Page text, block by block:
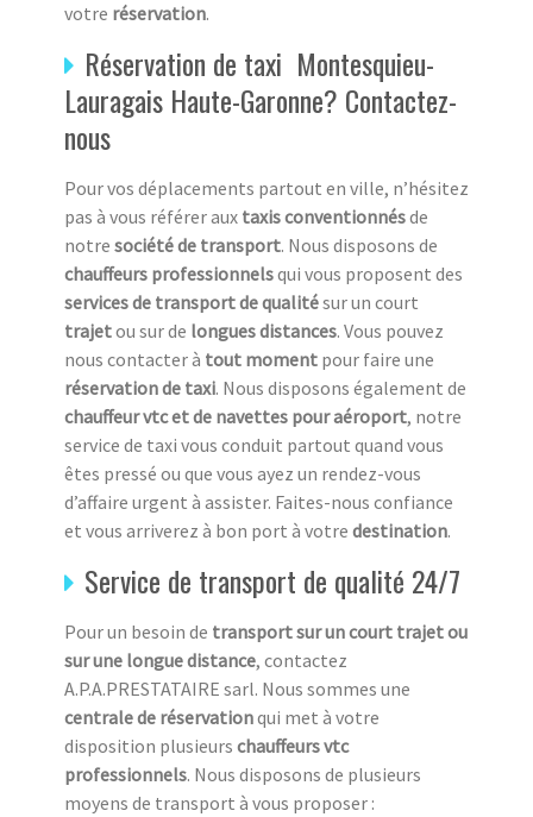
votre réservation.
Réservation de taxi Montesquieu-
Lauragais Haute-Garonne? Contactez-
nous
Pour vos déplacements partout en ville, n’hésitez
pas à vous référer aux taxis conventionnésde
notre société de transport. Nous disposons de
chauffeurs professionnelsqui vous proposent des
services de transport de qualitésur un court
trajetou sur de longues distances. Vous pouvez
nous contacter à tout moment pour faire une
réservation de taxi. Nous disposons également de
chauffeur vtc et de navettes pour aéroport, notre
service de taxi vous conduit partout quand vous
êtes pressé ou que vous ayez un rendez-vous
d’affaire urgent à assister. Faites-nous confiance
et vous arriverez à bon port à votre destination.
Service de transport de qualité 24/7
Pour un besoin de transport sur un court trajet ou
sur une longue distance, contactez
A.P.A.PRESTATAIRE sarl. Nous sommes une
centrale de réservationqui met à votre
disposition plusieurs chauffeurs vtc
professionnels. Nous disposons de plusieurs
moyens de transport à vous proposer :